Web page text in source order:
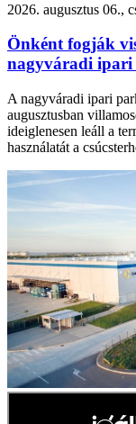
2026. augusztus 06.,
Önként fogják
nagyváradi
A nagyváradi ipari
augusztusban
ideiglenesen leáll a
használatát a